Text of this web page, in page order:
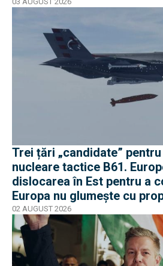
Trei țări „candidate”
nucleare tactice B61.
dislocarea în Est pentru a
Europa nu glumește cu
02 AUGUST 2026